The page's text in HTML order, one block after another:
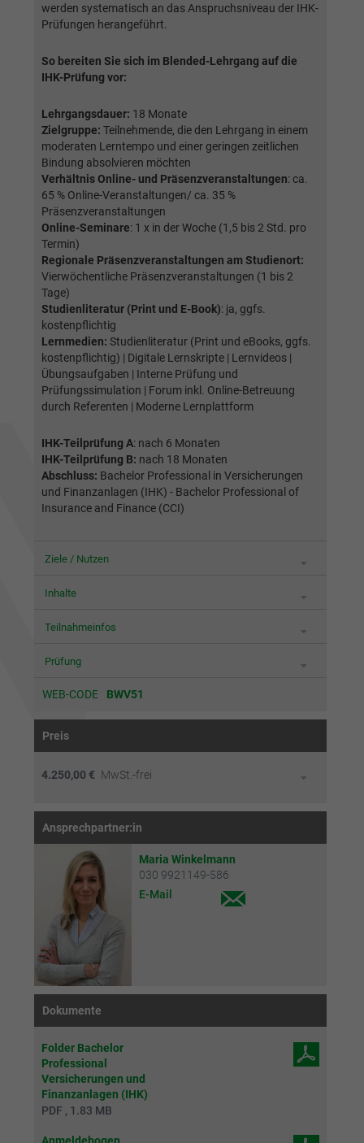
werden systematisch an das Anspruchsniveau der IHK-
Prüfungen herangeführt.
So bereiten Sie sich im Blended-Lehrgang auf die
IHK-Prüfung vor:
Lehrgangsdauer: 18 Monate
Zielgruppe: Teilnehmende, die den Lehrgang in einem
moderaten Lerntempo und einer geringen zeitlichen
Bindung absolvieren möchten
Verhältnis Online- und Präsenzveranstaltungen: ca.
65 % Online-Veranstaltungen/ ca. 35 %
Präsenzveranstaltungen
Online-Seminare: 1 x in der Woche (1,5 bis 2 Std. pro
Termin)
Regionale Präsenzveranstaltungen am Studienort:
Vierwöchentliche Präsenzveranstaltungen (1 bis 2
Tage)
Studienliteratur (Print und E-Book): ja, ggfs.
kostenpflichtig
Lernmedien: Studienliteratur (Print und eBooks, ggfs.
kostenpflichtig) | Digitale Lernskripte | Lernvideos |
Übungsaufgaben | Interne Prüfung und
Prüfungssimulation | Forum inkl. Online-Betreuung
durch Referenten | Moderne Lernplattform
IHK-Teilprüfung A: nach 6 Monaten
IHK-Teilprüfung B: nach 18 Monaten
Abschluss: Bachelor Professional in Versicherungen
und Finanzanlagen (IHK) - Bachelor Professional of
Insurance and Finance (CCI)
Ziele / Nutzen
Inhalte
Teilnahmeinfos
Prüfung
WEB-CODE BWV51
Preis
4.250,00 € MwSt.-frei
Ansprechpartner:in
Maria Winkelmann
030 9921149-586
E-Mail
Dokumente
Folder Bachelor
Professional
Versicherungen und
Finanzanlagen (IHK)
PDF , 1.83 MB